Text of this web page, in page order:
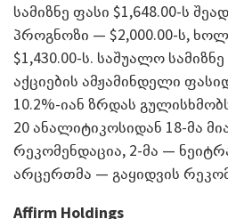
სამიზნე ფასი $1,648.00-ს
პროგნოზი — $2,000.00-ს,
$1,430.00-ს. საშუალო
აქციების ამჟამინდელი
10.2%-იან ზრდას
20 ანალიტიკოსიდან 18-მა
რეკომენდაცია, 2-მა —
არცერთმა — გაყიდვის
Affirm Holdings